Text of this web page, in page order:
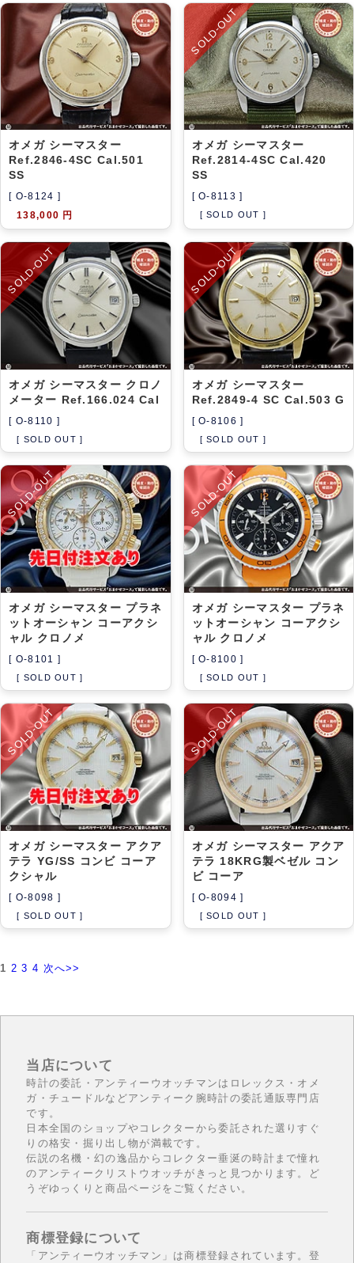
オメガ シーマスター
Ref.2846-4SC Cal.501
SS
[ O-8124 ]
138,000 円
SOLD-OUT
オメガ シーマスター
Ref.2814-4SC Cal.420
SS
[ O-8113 ]
[ SOLD OUT ]
SOLD-OUT
オメガ シーマスター クロノ
メーター Ref.166.024 Cal
[ O-8110 ]
[ SOLD OUT ]
SOLD-OUT
オメガ シーマスター
Ref.2849-4 SC Cal.503 G
[ O-8106 ]
[ SOLD OUT ]
SOLD-OUT
オメガ シーマスター プラネ
ットオーシャン コーアクシ
ャル クロノメ
[ O-8101 ]
[ SOLD OUT ]
SOLD-OUT
オメガ シーマスター プラネ
ットオーシャン コーアクシ
ャル クロノメ
[ O-8100 ]
[ SOLD OUT ]
SOLD-OUT
オメガ シーマスター アクア
テラ YG/SS コンビ コーア
クシャル
[ O-8098 ]
[ SOLD OUT ]
SOLD-OUT
オメガ シーマスター アクア
テラ 18KRG製ベゼル コン
ビ コーア
[ O-8094 ]
[ SOLD OUT ]
1 2 3 4 次へ>>
当店について
時計の委託・アンティーウオッチマンはロレックス・オメ
ガ・チュードルなどアンティーク腕時計の委託通販専門店
です。
日本全国のショップやコレクターから委託された選りすぐ
りの格安・掘り出し物が満載です。
伝説の名機・幻の逸品からコレクター垂涎の時計まで憧れ
のアンティークリストウオッチがきっと見つかります。ど
うぞゆっくりと商品ページをご覧ください。
商標登録について
「アンティーウオッチマン」は商標登録されています。登